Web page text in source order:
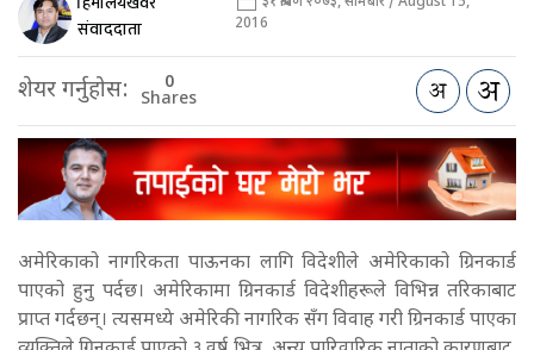
संवाददाता
2016
शेयर गर्नुहोस: 0
Shares
अमेरिकाको नागरिकता पाऊनका लागि विदेशीले अमेरिकाको ग्रिनकार्ड
पाएको हुनु पर्दछ। अमेरिकामा ग्रिनकार्ड विदेशीहरूले विभिन्न तरिकाबाट
प्राप्त गर्दछन्। त्यसमध्ये अमेरिकी नागरिक सँग विवाह गरी ग्रिनकार्ड पाएका